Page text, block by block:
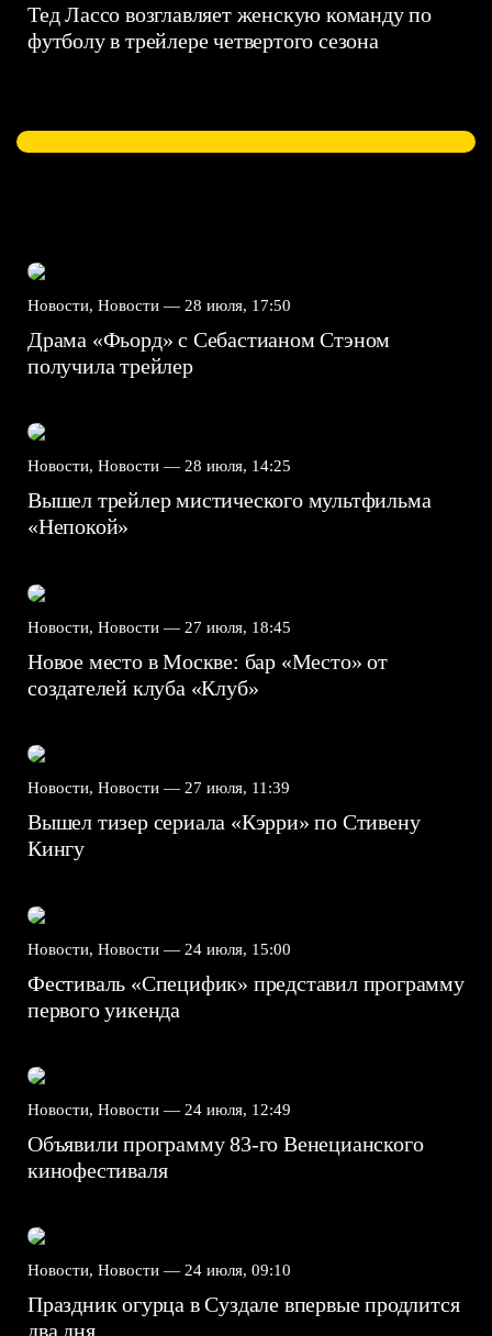
Тед Лассо возглавляет женскую команду по
футболу в трейлере четвертого сезона
Новости, Новости — 28 июля, 17:50
Драма «Фьорд» с Себастианом Стэном
получила трейлер
Новости, Новости — 28 июля, 14:25
Вышел трейлер мистического мультфильма
«Непокой»
Новости, Новости — 27 июля, 18:45
Новое место в Москве: бар «Место» от
создателей клуба «Клуб»
Новости, Новости — 27 июля, 11:39
Вышел тизер сериала «Кэрри» по Стивену
Кингу
Новости, Новости — 24 июля, 15:00
Фестиваль «Специфик» представил программу
первого уикенда
Новости, Новости — 24 июля, 12:49
Объявили программу 83-го Венецианского
кинофестиваля
Новости, Новости — 24 июля, 09:10
Праздник огурца в Суздале впервые продлится
два дня